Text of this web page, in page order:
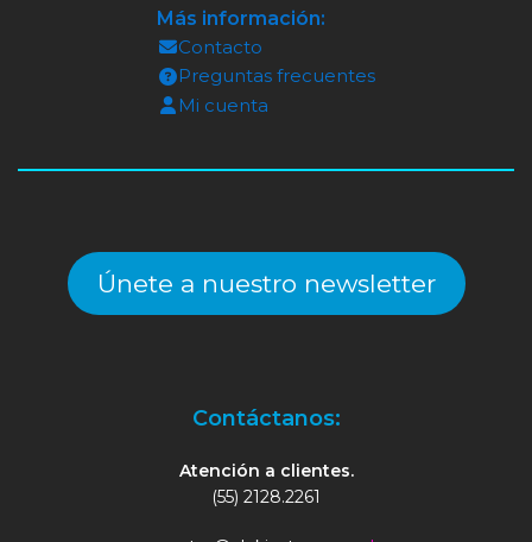
Más información:
Contacto
Preguntas frecuentes
Mi cuenta
Únete a nuestro newsletter
Contáctanos:
Atención a clientes.
(55) 2128.2261